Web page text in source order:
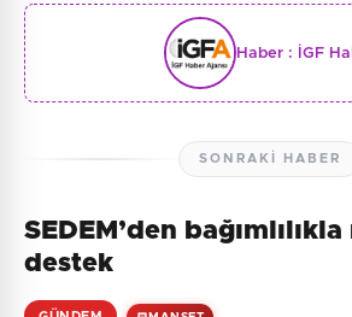
Haber : İGF
SONRAKI HABER
SEDEM’den
destek